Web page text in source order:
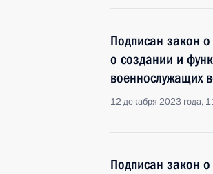
Подписан закон
о создании и
военнослужащих
12 декабря 2023 года,
Подписан закон